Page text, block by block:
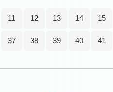
11 12 13 14 15
37 38 39 40 41